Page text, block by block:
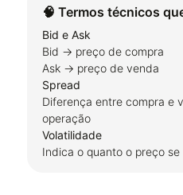
🧠 Termos técnicos
Bid e Ask
Bid → preço de compra
Ask → preço de venda
Spread
Diferença entre compra e
operação
Volatilidade
Indica o quanto o preço se